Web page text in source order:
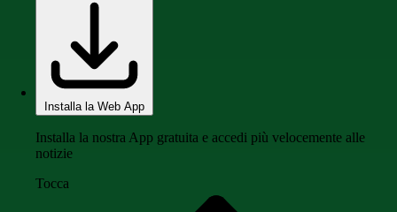
Installa la Web App
Installa la nostra App gratuita e accedi più velocemente alle
notizie
Tocca